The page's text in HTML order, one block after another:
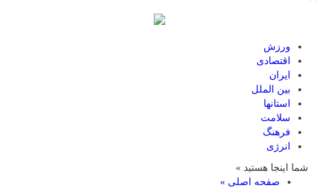
ورزش
اقتصادی
ایران
بین الملل
استانها
سلامت
فرهنگ
انرژی
شما اینجا هستید »
صفحه اصلی »